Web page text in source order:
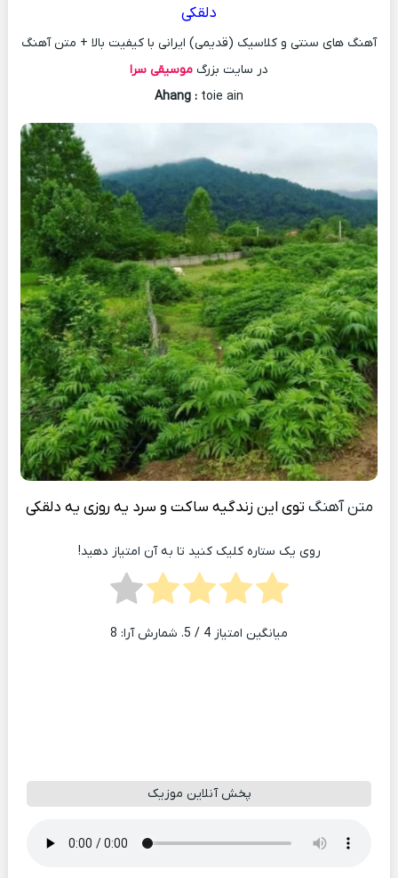
دلقکی
آهنگ های سنتی و کلاسیک (قدیمی) ایرانی با کیفیت بالا + متن آهنگ
در سایت بزرگ موسیقی سرا
Ahang : toie ain
متن آهنگ توی این زندگیه ساکت و سرد یه روزی یه دلقکی
روی یک ستاره کلیک کنید تا به آن امتیاز دهید!
میانگین امتیاز 4 / 5. شمارش آرا: 8
پخش آنلاین موزیک